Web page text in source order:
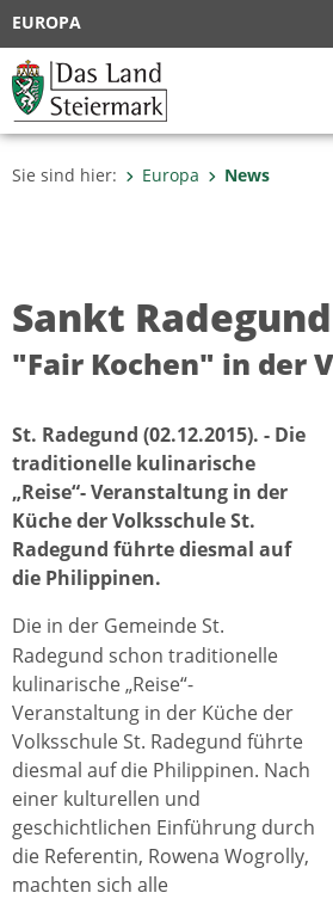
EUROPA
Sie sind hier: Europa News
Sankt Radegund
"Fair Kochen" in der
St. Radegund (02.12.2015). - Die
traditionelle kulinarische
„Reise“- Veranstaltung in der
Küche der Volksschule St.
Radegund führte diesmal auf
die Philippinen.
Die in der Gemeinde St.
Radegund schon traditionelle
kulinarische „Reise“-
Veranstaltung in der Küche der
Volksschule St. Radegund führte
diesmal auf die Philippinen. Nach
einer kulturellen und
geschichtlichen Einführung durch
die Referentin, Rowena Wogrolly,
machten sich alle